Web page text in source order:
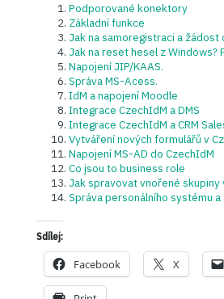
Podporované konektory
Základní funkce
Jak na samoregistraci a žádost
Jak na reset hesel z Windows?
Napojení JIP/KAAS.
Správa MS-Acess.
IdM a napojení Moodle
Integrace CzechIdM a DMS
Integrace CzechIdM a CRM
Vytváření nových formulářů v
Napojení MS-AD do CzechIdM
Co jsou to business role
Jak spravovat vnořené skupiny
Správa personálního systému
Sdílej:
Facebook X